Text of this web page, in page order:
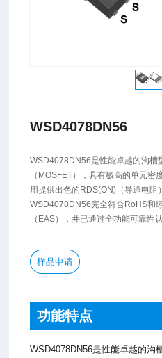
WSD4078DN56
​WSD4078DN56是性能卓越的沟槽
（MOSFET），具有极高的单元
用提供出色的RDS(ON)（导通电阻
WSD4078DN56完全符合RoHS和
（EAS），并已通过全功能可靠性认
样品申请
功能特点
WSD4078DN56是性能卓越的沟